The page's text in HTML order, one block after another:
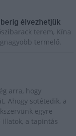
élvezhetjük
terem, Kína
termelő.
arra, hogy
Ahogy sötétedik, a
egyre
illatok, a tapintás